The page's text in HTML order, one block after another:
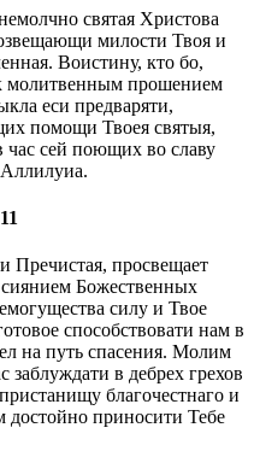
святая Христова
милости Твоя и
Воистину, кто бо,
молитвенным прошением
еси предваряти,
помощи Твоея святыя,
сей поющих во славу
Пречистая, просвещает
Божественных
силу и Твое
способствовати нам в
на путь спасения. Молим
заблуждати в дебрех грехов
благочестнаго и
достойно приносити Тебе